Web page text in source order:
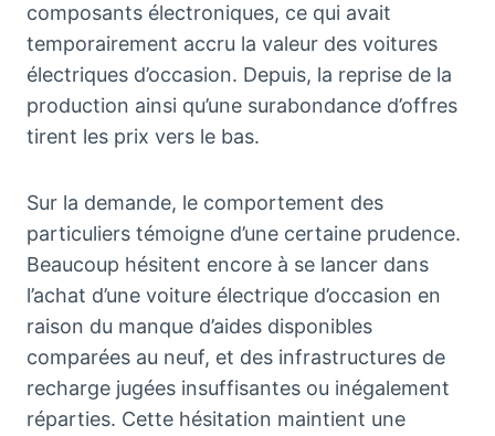
composants électroniques, ce qui avait
temporairement accru la valeur des voitures
électriques d’occasion. Depuis, la reprise de la
production ainsi qu’une surabondance d’offres
tirent les prix vers le bas.
Sur la demande, le comportement des
particuliers témoigne d’une certaine prudence.
Beaucoup hésitent encore à se lancer dans
l’achat d’une voiture électrique d’occasion en
raison du manque d’aides disponibles
comparées au neuf, et des infrastructures de
recharge jugées insuffisantes ou inégalement
réparties. Cette hésitation maintient une